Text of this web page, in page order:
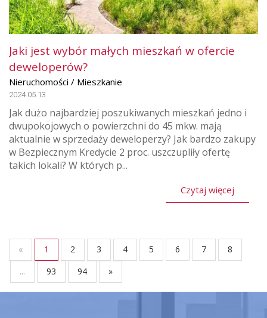
Jaki jest wybór małych mieszkań w ofercie
deweloperów?
Nieruchomości / Mieszkanie
2024.05.13
Jak dużo najbardziej poszukiwanych mieszkań jedno i
dwupokojowych o powierzchni do 45 mkw. mają
aktualnie w sprzedaży deweloperzy? Jak bardzo zakupy
w Bezpiecznym Kredycie 2 proc. uszczupliły ofertę
takich lokali? W których p...
Czytaj więcej
« 1 2 3 4 5 6 7
8
...
93 94 »